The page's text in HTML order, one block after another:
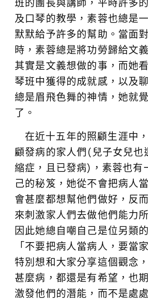
班的團長與講師，平時許多
及口琴的教學，素蓉也總是
默默給予許多的幫助。當面
時，素蓉總是將功勞歸給文
其實是文義想做的事，而她
琴班中獲得的成就感，以及
總是眉飛色舞的神情，她就
了。
在近十五年的照顧生涯中
顧發病的家人們(兒子女兒也
縮症，且已發病)，素蓉也有
己的秘笈，她從不會把病人
會甚麼都想幫他們做好，反
來刺激家人們去做他們能力
因此她總自嘲自己是位另類
「不要把病人當病人，要當
特別想和大家分享這個觀念
甚麼病，都還是有希望，也
激發他們的潛能，而不是處